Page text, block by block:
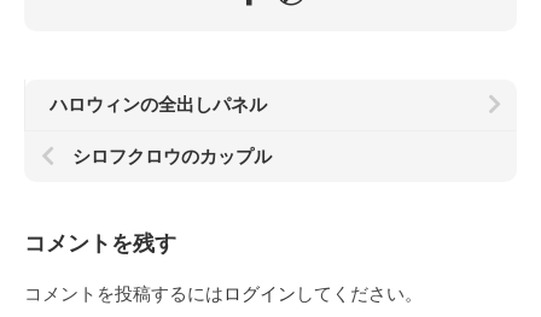
ハロウィンの全出しパネル
シロフクロウのカップル
コメントを残す
コメントを投稿するにはログイン してください。